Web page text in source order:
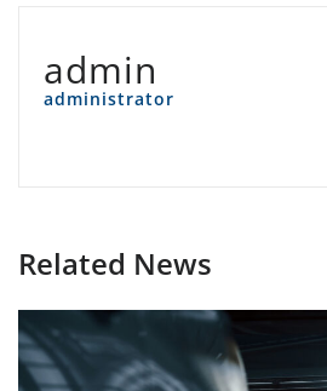
admin
administrator
Related News